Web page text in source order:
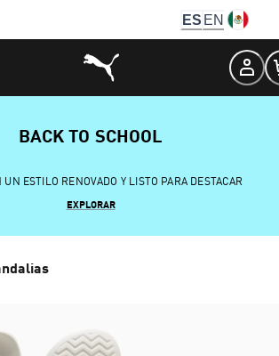
ES EN
BACK TO SCHOOL
UN ESTILO RENOVADO Y LISTO PARA DESTACAR
EXPLORAR